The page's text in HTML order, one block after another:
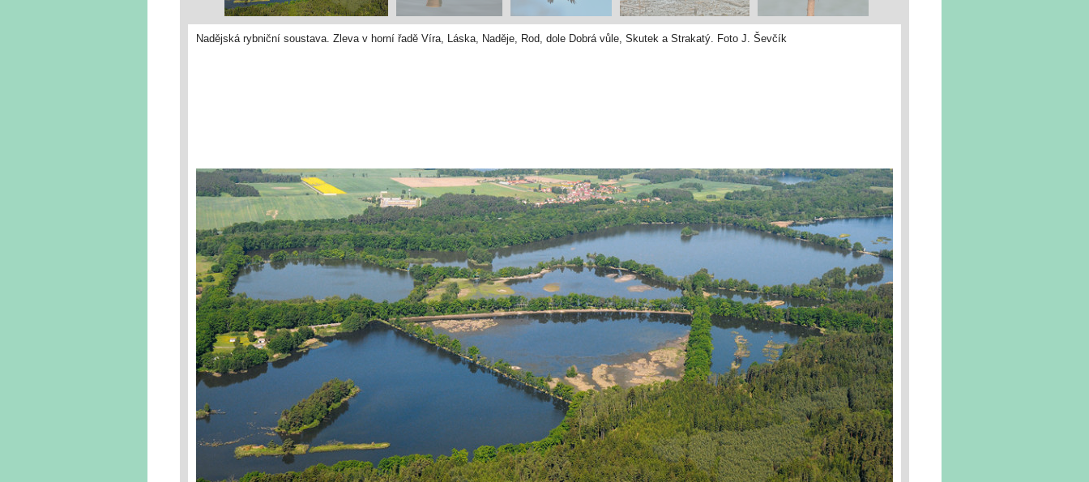
Nadějská rybniční soustava. Zleva v horní řadě Víra, Láska, Naděje, Rod, dole Dobrá vůle, Skutek a Strakatý. Foto J. Ševčík